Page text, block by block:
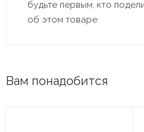
будьте первым, кто
об этом товаре
Вам понадобится